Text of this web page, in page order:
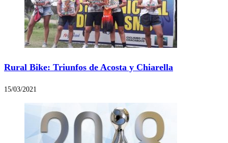
Rural Bike: Triunfos de Acosta y Chiarella
15/03/2021